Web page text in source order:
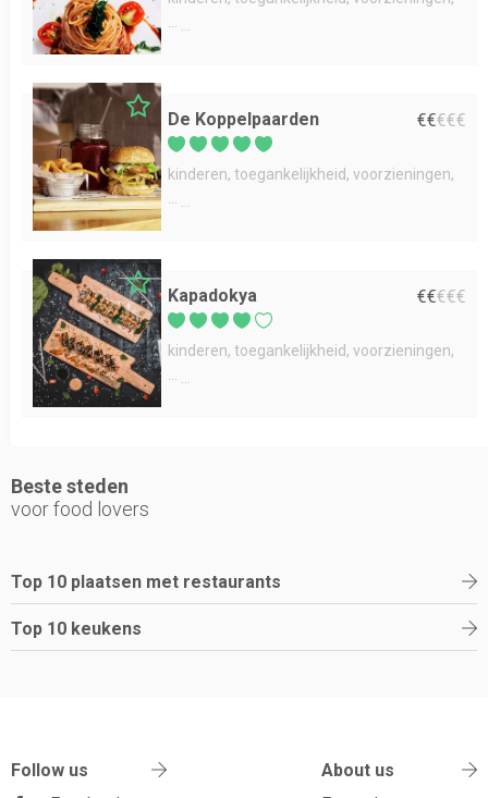
De Koppelpaarden €€€€€
kinderen toegankelijkheid voorzieningen
Kapadokya €€€€€
kinderen toegankelijkheid voorzieningen
Beste steden
voor food lovers
Top 10 plaatsen met restaurants
Top 10 keukens
Follow us
About us